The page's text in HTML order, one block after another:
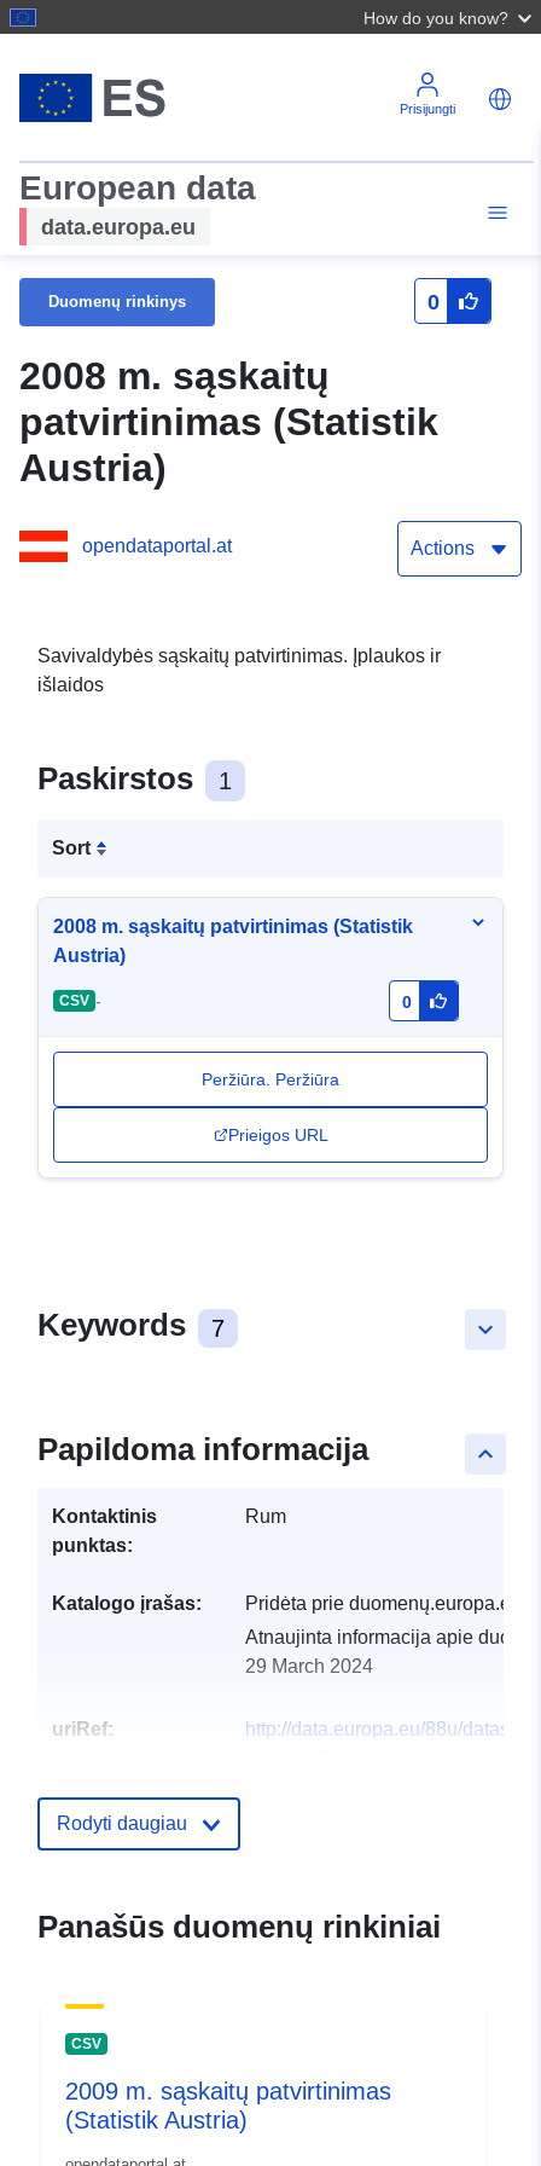
How do you know?
Prisijungti
European data
data.europa.eu
Duomenų rinkinys 0
2008 m. sąskaitų
patvirtinimas (Statistik
Austria)
opendataportal.at Actions
Savivaldybės sąskaitų patvirtinimas. Įplaukos ir
išlaidos
Paskirstos 1
Sort
2008 m. sąskaitų patvirtinimas (Statistik
Austria)
CSV - 0
Peržiūra. Peržiūra
Prieigos URL
keyboard_arrow_down
Keywords 7
keyboard_arrow_up
Papildoma informacija
Kontaktinis
punktas:
Rum
Katalogo įrašas: Pridėta prie duomenų.europa.eu:
Atnaujinta informacija apie
29 March 2024
uriRef:
http://data.europa.eu/88u/
Rodyti daugiau
Panašūs duomenų rinkiniai
CSV
2009 m. sąskaitų patvirtinimas
(Statistik Austria)